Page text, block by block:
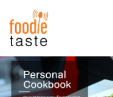
สูตรอาหาร